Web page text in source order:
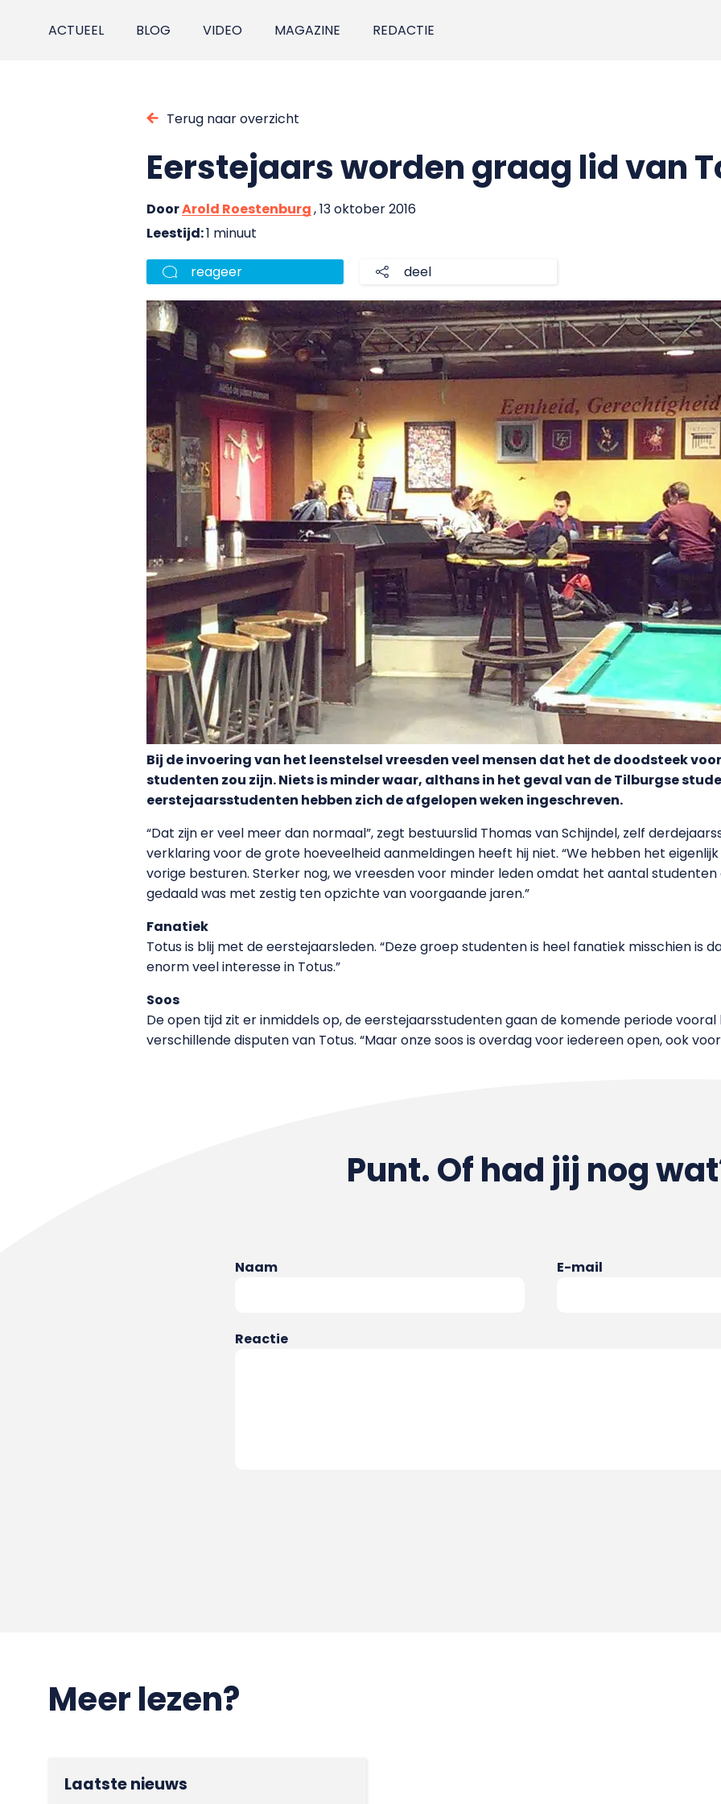
ACTUEEL BLOG VIDEO MAGAZINE REDACTIE
Terug naar overzicht
Eerstejaars worden graag lid van
DoorArold Roestenburg, 13 oktober 2016
Leestijd:1 minuut
reageer deel
Bij de invoering van het leenstelsel vreesden veel mensen dat het de doodsteek
studenten zou zijn. Niets is minder waar, althans in het geval van de Tilburgse
eerstejaarsstudenten hebben zich de afgelopen weken ingeschreven.
“Dat zijn er veel meer dan normaal”, zegt bestuurslid Thomas van Schijndel, zelf
verklaring voor de grote hoeveelheid aanmeldingen heeft hij niet. “We hebben het
vorige besturen. Sterker nog, we vreesden voor minder leden omdat het aantal
gedaald was met zestig ten opzichte van voorgaande jaren.”
Fanatiek
Totus is blij met de eerstejaarsleden. “Deze groep studenten is heel fanatiek misschien is
enorm veel interesse in Totus.”
Soos
De open tijd zit er inmiddels op, de eerstejaarsstudenten gaan de komende periode
verschillende disputen van Totus. “Maar onze soos is overdag voor iedereen open, ook
Punt. Of had jij nog
Naam E-mail
Reactie
Meer lezen?
Laatste nieuws